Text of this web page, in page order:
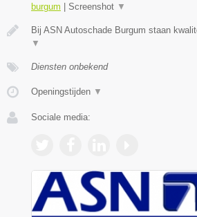
burgum | Screenshot ▼
Bij ASN Autoschade Burgum staan
▼
Diensten onbekend
Openingstijden ▼
Sociale media: